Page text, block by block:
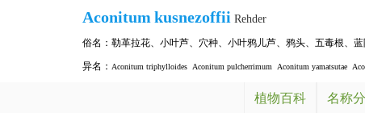
Aconitum kusnezoffii Rehder
俗名： 勒革拉花、 小叶芦、 穴种、 小叶鸦儿芦、 鸦头、 五毒根、
异名： Aconitum triphylloides Aconitum pulcherrimum Aconitum yamatsutae
植物百科 名称